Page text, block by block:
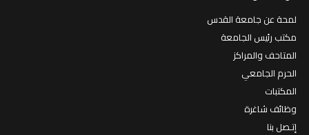
لمحة عن جامعة القدس
مكتب رئيس الجامعة
المتاحف والمراكز
الحرم الجامعي
المكتبات
وظائف شاغرة
إتـصل بنا